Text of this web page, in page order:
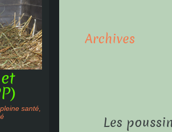
Archives
Les
santé,